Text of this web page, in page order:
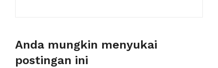
Anda mungkin menyukai
postingan ini